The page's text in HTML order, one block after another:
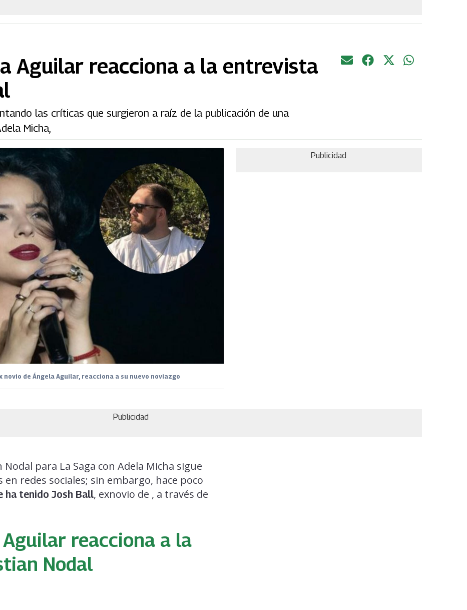
Aguilar reacciona a la entrevista
las críticas que surgieron a raíz de la publicación de una
Micha,
de Ángela Aguilar, reacciona a su nuevo noviazgo
Publicidad
Publicidad
para La Saga con Adela Micha sigue
redes sociales; sin embargo, hace poco
ha tenido Josh Ball, exnovio de , a través de
reacciona a la
Nodal